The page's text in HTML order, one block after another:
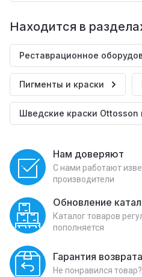
Находится в
Реставрационное
Пигменты и краски
Шведские краски Ottosson
Нам доверяют
С нами работают
производители
Обновление
Каталог товаров
пополняется
Гарантия возврата
Не понравился